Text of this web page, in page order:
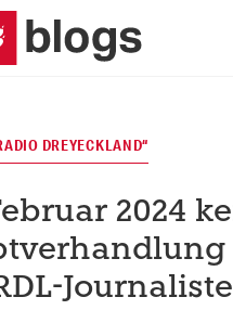
DREYECKLAND“
2024